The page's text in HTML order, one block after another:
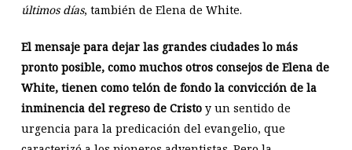
últimos días, también de Elena de White.
El mensaje para dejar las grandes ciudades lo más
pronto posible, como muchos otros consejos de Elena de
White, tienen como telón de fondo la convicción de la
inminencia del regreso de Cristoy un sentido de
urgencia para la predicación del evangelio, que